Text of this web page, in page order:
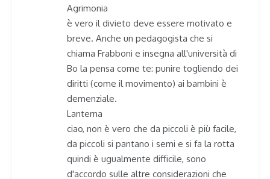
Agrimonia
è vero il divieto deve essere motivato e
breve. Anche un pedagogista che si
chiama Frabboni e insegna all'università di
Bo la pensa come te: punire togliendo dei
diritti (come il movimento) ai bambini è
demenziale.
Lanterna
ciao, non è vero che da piccoli è più facile,
da piccoli si pantano i semi e si fa la rotta
quindi è ugualmente difficile, sono
d'accordo sulle altre considerazioni che